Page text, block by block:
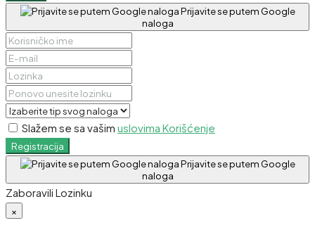
Prijavite se putem Google
naloga
Slažem se sa vašim uslovima Korišćenje
Registracija
Prijavite se putem Google
naloga
Zaboravili Lozinku
×